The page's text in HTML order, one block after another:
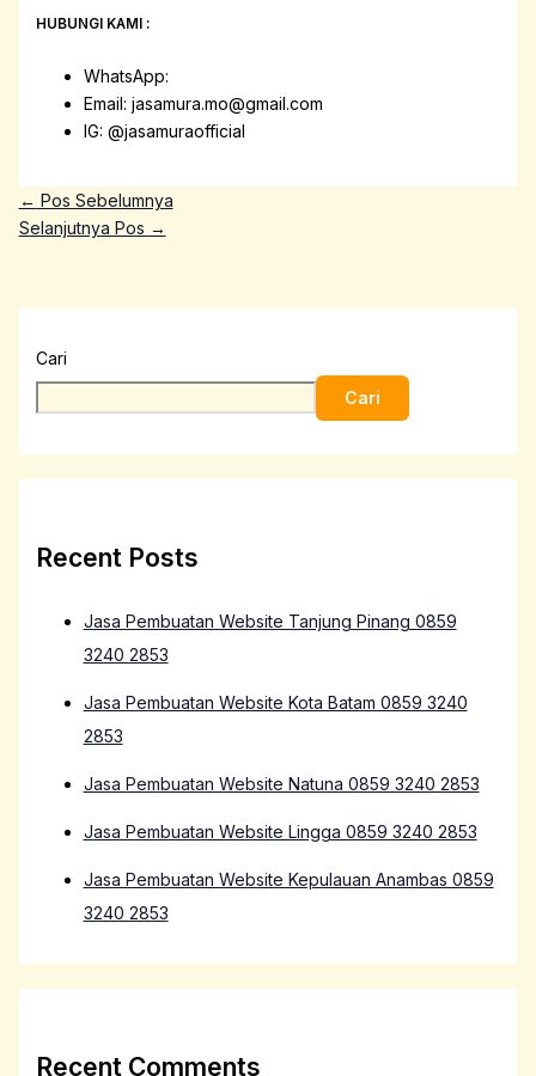
HUBUNGI KAMI :
WhatsApp:
Email: jasamura.mo@gmail.com
IG: @jasamuraofficial
← Pos Sebelumnya
Selanjutnya Pos →
Cari
Cari
Recent Posts
Jasa Pembuatan Website Tanjung Pinang 0859
3240 2853
Jasa Pembuatan Website Kota Batam 0859 3240
2853
Jasa Pembuatan Website Natuna 0859 3240 2853
Jasa Pembuatan Website Lingga 0859 3240 2853
Jasa Pembuatan Website Kepulauan Anambas 0859
3240 2853
Recent Comments